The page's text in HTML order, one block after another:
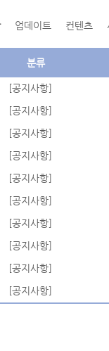
업데이트 컨텐츠
분류
[공지사항]
[공지사항]
[공지사항]
[공지사항]
[공지사항]
[공지사항]
[공지사항]
[공지사항]
[공지사항]
[공지사항]